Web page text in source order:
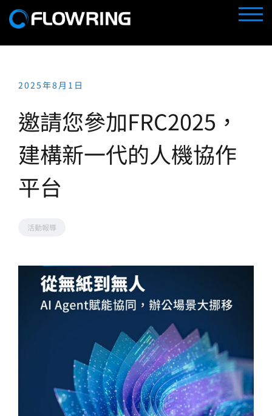
Skip
to
2025年8月1日
邀請您參加FRC2025，
建構新一代的人機協作
平台
活動報導